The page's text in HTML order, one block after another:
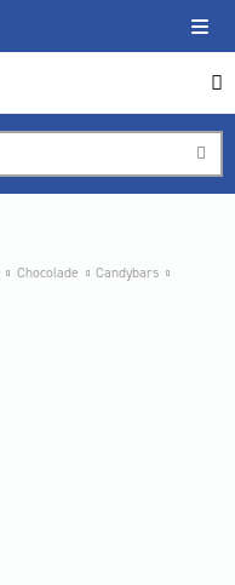
Chocolade Candybars